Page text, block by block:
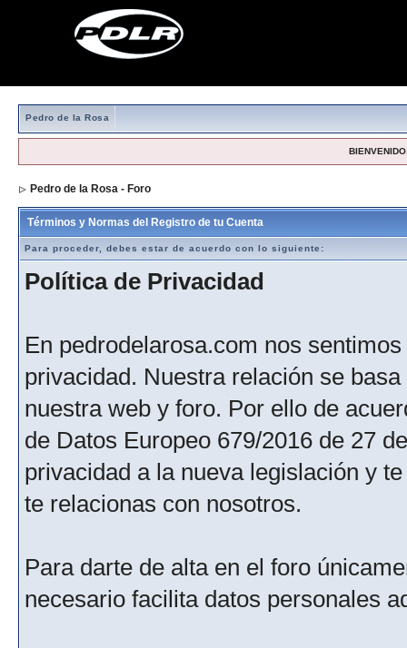
Pedro de la Rosa
Pedro de la Rosa - Foro
Términos y Normas del Registro de tu Cuenta
Para proceder, debes estar de acuerdo con lo siguiente:
Política de Privacidad
En pedrodelarosa.com nos
privacidad. Nuestra relación se
nuestra web y foro. Por ello de
de Datos Europeo 679/2016 de 27
privacidad a la nueva legislación y
te relacionas con nosotros.
Para darte de alta en el foro
necesario facilita datos personales